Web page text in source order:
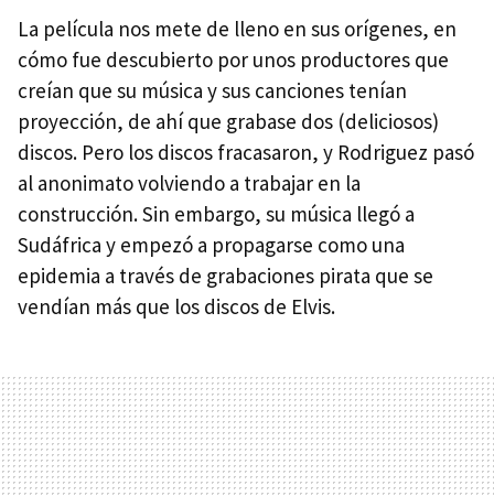
La película nos mete de lleno en sus orígenes, en
cómo fue descubierto por unos productores que
creían que su música y sus canciones tenían
proyección, de ahí que grabase dos (deliciosos)
discos. Pero los discos fracasaron, y Rodriguez pasó
al anonimato volviendo a trabajar en la
construcción. Sin embargo, su música llegó a
Sudáfrica y empezó a propagarse como una
epidemia a través de grabaciones pirata que se
vendían más que los discos de Elvis.